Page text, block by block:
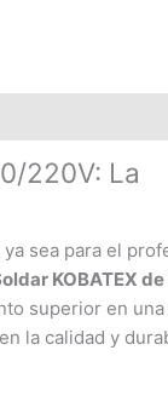
220V: La
sea para el
KOBATEX de
superior en una
la calidad y